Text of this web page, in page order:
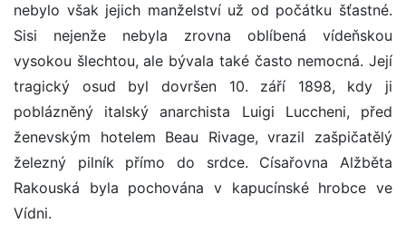
nebylo však jejich manželství už od počátku šťastné.
Sisi nejenže nebyla zrovna oblíbená vídeňskou
vysokou šlechtou, ale bývala také často nemocná. Její
tragický osud byl dovršen 10. září 1898, kdy ji
poblázněný italský anarchista Luigi Luccheni, před
ženevským hotelem Beau Rivage, vrazil zašpičatělý
železný pilník přímo do srdce. Císařovna Alžběta
Rakouská byla pochována v kapucínské hrobce ve
Vídni.